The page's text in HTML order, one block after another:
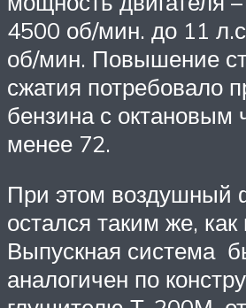
4500 об/мин. до 11
об/мин. Повышение
сжатия потребовало
бензина с октановым
менее 72.
При этом воздушный
остался таким же, как
Выпускная система
аналогичен по